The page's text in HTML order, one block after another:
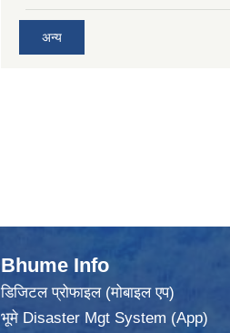
अन्य
Bhume Info
डिजिटल प्रोफाइल (मोबाइल एप)
भूमे Disaster Mgt System (App)